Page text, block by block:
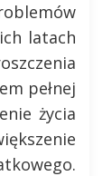
latach
pełnej
życia